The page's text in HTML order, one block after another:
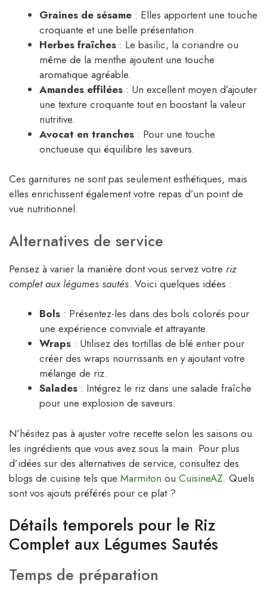
Graines de sésame : Elles apportent une touche
croquante et une belle présentation.
Herbes fraîches : Le basilic, la coriandre ou
même de la menthe ajoutent une touche
aromatique agréable.
Amandes effilées : Un excellent moyen d’ajouter
une texture croquante tout en boostant la valeur
nutritive.
Avocat en tranches : Pour une touche
onctueuse qui équilibre les saveurs.
Ces garnitures ne sont pas seulement esthétiques, mais
elles enrichissent également votre repas d’un point de
vue nutritionnel.
Alternatives de service
Pensez à varier la manière dont vous servez votre riz
complet aux légumes sautés. Voici quelques idées :
Bols : Présentez-les dans des bols colorés pour
une expérience conviviale et attrayante.
Wraps : Utilisez des tortillas de blé entier pour
créer des wraps nourrissants en y ajoutant votre
mélange de riz.
Salades : Intégrez le riz dans une salade fraîche
pour une explosion de saveurs.
N’hésitez pas à ajuster votre recette selon les saisons ou
les ingrédients que vous avez sous la main. Pour plus
d’idées sur des alternatives de service, consultez des
blogs de cuisine tels que Marmiton ou CuisineAZ. Quels
sont vos ajouts préférés pour ce plat ?
Détails temporels pour le Riz
Complet aux Légumes Sautés
Temps de préparation